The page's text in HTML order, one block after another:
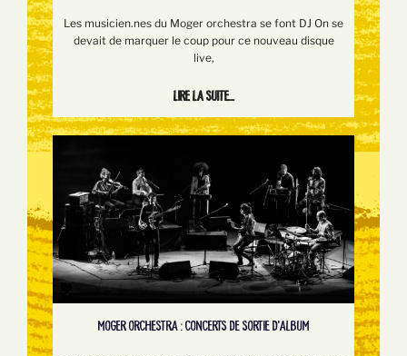
Les musicien.nes du Moger orchestra se font DJ On se
devait de marquer le coup pour ce nouveau disque
live,
Lire la suite...
MOGER ORCHESTRA : CONCERTS DE SORTIE D'ALBUM